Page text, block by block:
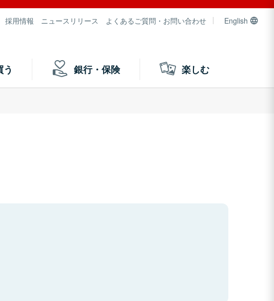
採用情報 ニュースリリース よくあるご質問・お問い合わせ English
う 銀行・保険 楽しむ